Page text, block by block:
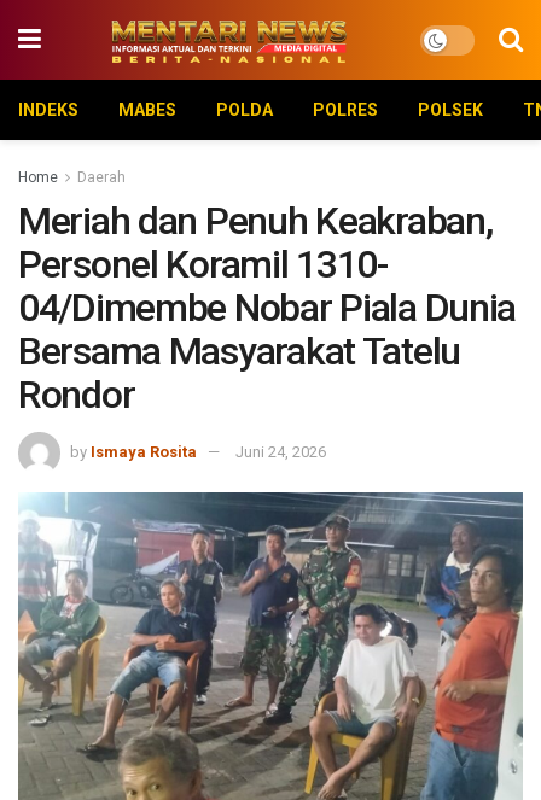
INDEKS MABES POLDA POLRES POLSEK
Home Daerah
Meriah dan Penuh Keakraban,
Personel Koramil 1310-
04/Dimembe Nobar Piala Dunia
Bersama Masyarakat Tatelu
Rondor
by Ismaya Rosita Juni 24, 2026